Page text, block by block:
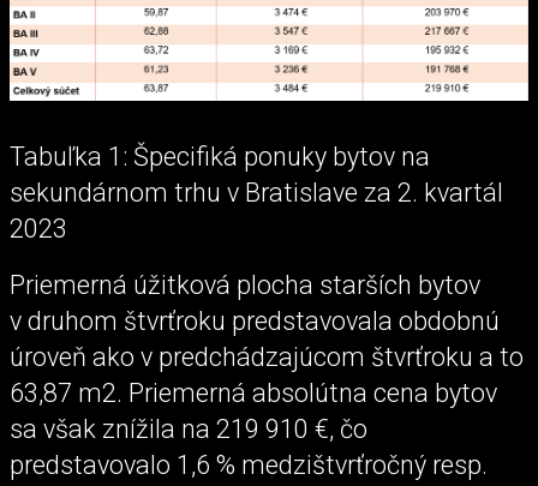
Tabuľka 1: Špecifiká ponuky bytov na
sekundárnom trhu v Bratislave za 2. kvartál
2023
Priemerná úžitková plocha starších bytov
v druhom štvrťroku predstavovala obdobnú
úroveň ako v predchádzajúcom štvrťroku a to
63,87 m2. Priemerná absolútna cena bytov
sa však znížila na 219 910 €, čo
predstavovalo 1,6 % medzištvrťročný resp.